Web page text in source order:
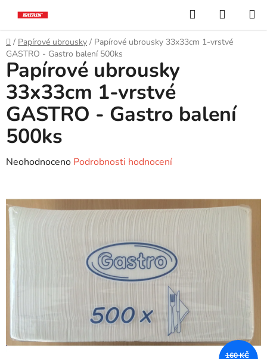
obsah
Hledat
KOŠÍK
Domů
/ Papírové ubrousky / Papírové ubrousky 33x33cm 1-vrstvé
GASTRO - Gastro balení 500ks
Papírové ubrousky
33x33cm 1-vrstvé
GASTRO - Gastro balení
500ks
Průměrné
je
0,0
hvězdiček.
Neohodnoceno Podrobnosti hodnocení
160 KČ